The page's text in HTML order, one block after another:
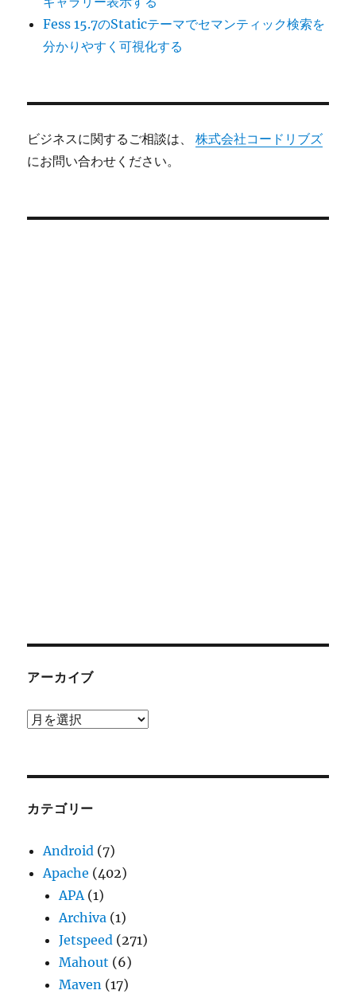
Fess 15.7のStaticテーマでセマンティック検索を
分かりやすく可視化する
ビジネスに関するご相談は、株式会社コードリブズ
にお問い合わせください。
アーカイブ
ア
ブ
カテゴリー
Android (7)
Apache (402)
APA(1)
Archiva (1)
Jetspeed (271)
Mahout (6)
Maven (17)